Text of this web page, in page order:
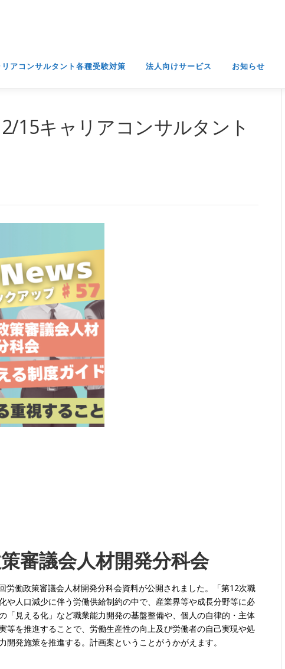
リアコンサルタント各種受験対策 法人向けサービス お知らせ
15キャリアコンサルタント
審議会人材開発分科会
働政策審議会人材開発分科会資料が公開されました。「第12次職
や人口減少に伴う労働供給制約の中で、産業界等や成長分野等に必
「見える化」など職業能力開発の基盤整備や、個人の自律的・主体
等を推進することで、労働生産性の向上及び労働者の自己実現や処
発施策を推進する。計画案ということがうかがえます。